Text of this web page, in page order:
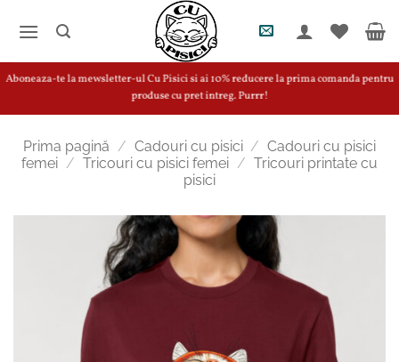
Aboneaza-te la mewsletter-ul Cu Pisici si ai 10% reducere la prima comanda pentru
produse cu pret intreg. Purrr!
Prima pagină / Cadouri cu pisici / Cadouri cu pisici
femei / Tricouri cu pisici femei / Tricouri printate cu
pisici